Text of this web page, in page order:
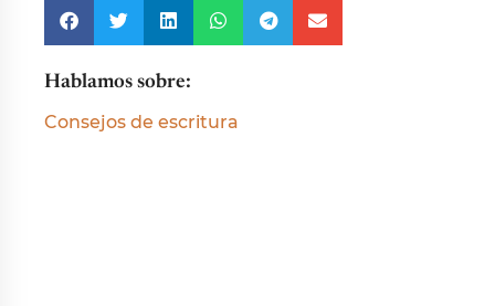
Hablamos sobre:
Consejos de escritura